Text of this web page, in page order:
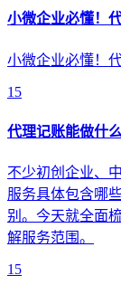
小微企业必懂！
小微企业必懂！
15
代理记账能做什
不少初创企业、
服务具体包含哪
别。今天就全面
解服务范围。
15